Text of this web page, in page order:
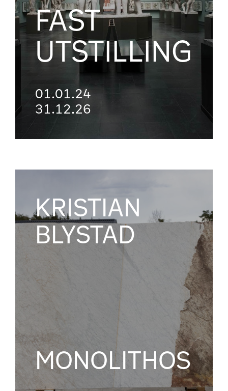
FAST
UTSTILLING
01.01.24
31.12.26
KRISTIAN
BLYSTAD
MONOLITHOS